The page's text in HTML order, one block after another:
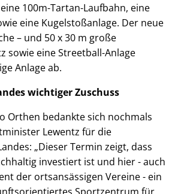
100m-Tartan-Laufbahn, eine
eine Kugelstoßanlage. Der neue
– und 50 x 30 m große
sowie eine Streetball-Anlage
Anlage ab.
wichtiger Zuschuss
Orthen bedankte sich nochmals
Lewentz für die
„Dieser Termin zeigt, dass
investiert ist und hier - auch
der ortsansässigen Vereine - ein
Sportzentrum für